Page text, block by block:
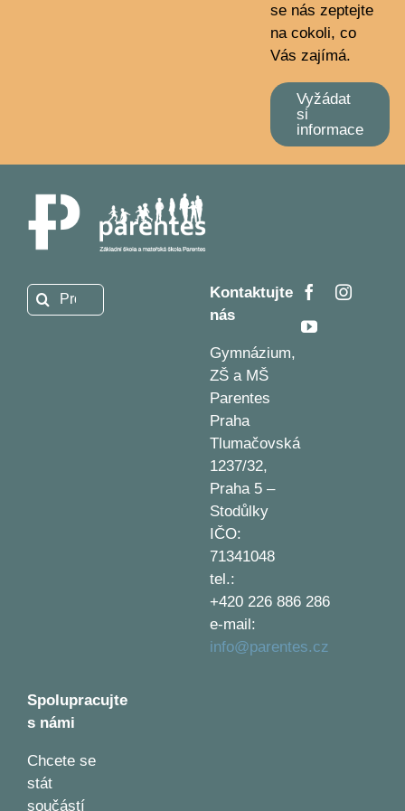
se nás zeptejte
na cokoli, co
Vás zajímá.
Vyžádat
si
informace
Hledat:
Kontaktujte
nás
Gymnázium,
ZŠ a MŠ
Parentes
Praha
Tlumačovská
1237/32,
Praha 5 –
Stodůlky
IČO:
71341048
tel.:
+420 226 886 286
e-mail:
info@parentes.cz
Spolupracujte
s námi
Chcete se
stát
součástí